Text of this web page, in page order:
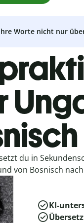
Worte nicht nur
du in
von Bosnisch
KI-